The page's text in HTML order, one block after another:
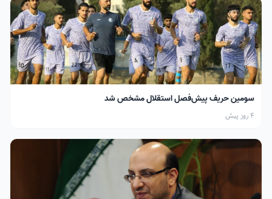
سومین حریف پیش‌فصل استقلال مشخص شد
4 روز پیش